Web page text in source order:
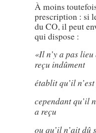
À moins
prescription : si
du CO, il peut
qui dispose :
«Il n’y a pas
reçu indûment
établit qu’il
cependant qu’il
a reçu
ou qu’il n’ait dû